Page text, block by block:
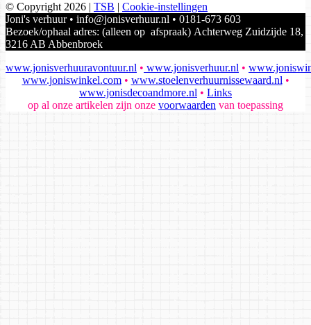
© Copyright 2026 | TSB | Cookie-instellingen
Joni's verhuur • info@jonisverhuur.nl • 0181-673 603
Bezoek/ophaal adres: (alleen op afspraak) Achterweg Zuidzijde 18,
3216 AB Abbenbroek
www.jonisverhuuravontuur.nl • www.jonisverhuur.nl •
www.joniswinkel.com• www.stoelenverhuurnissewaard.nl •
www.jonisdecoandmore.nl • Links
op al onze artikelen zijn onze voorwaarden van toepassing